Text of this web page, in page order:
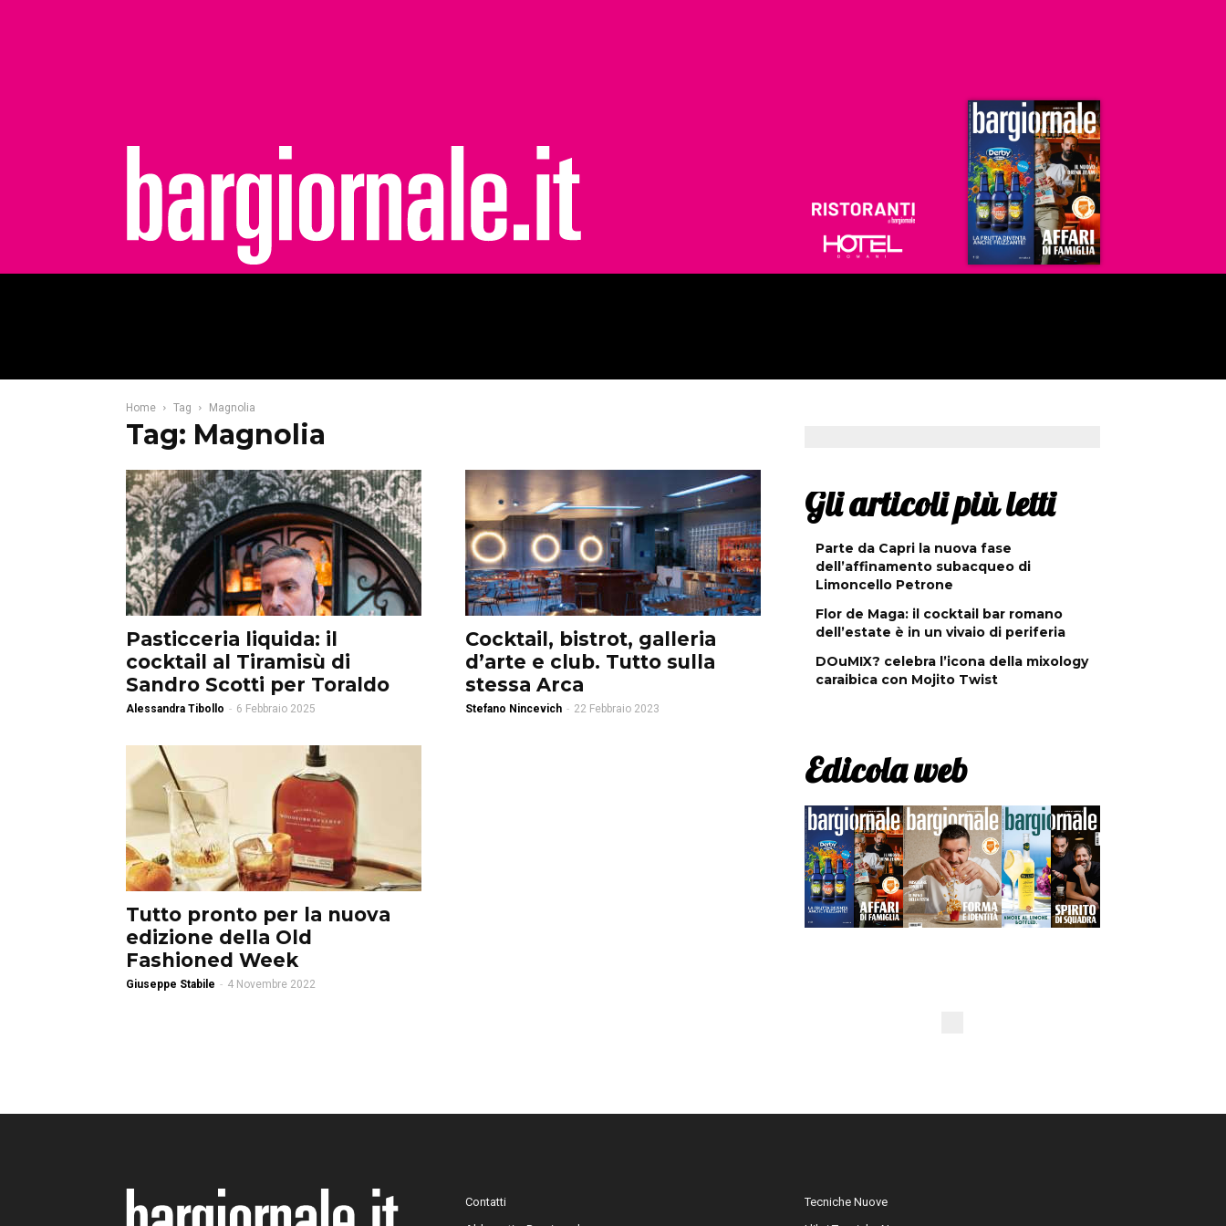
Ristoranti
Hoteldomani
Home Tag Magnolia
Tag: Magnolia
Pasticceria liquida: il
cocktail al Tiramisù di
Sandro Scotti per Toraldo
Alessandra Tibollo - 6 Febbraio 2025
Cocktail, bistrot, galleria
d’arte e club. Tutto sulla
stessa Arca
Stefano Nincevich - 22 Febbraio 2023
Tutto pronto per la nuova
edizione della Old
Fashioned Week
Giuseppe Stabile - 4 Novembre 2022
Gli articoli più letti
Parte da Capri la nuova fase
dell’affinamento subacqueo di
Limoncello Petrone
Flor de Maga: il cocktail bar romano
dell’estate è in un vivaio di periferia
DOuMIX? celebra l’icona della mixology
caraibica con Mojito Twist
Edicola web
Contatti
Tecniche Nuove